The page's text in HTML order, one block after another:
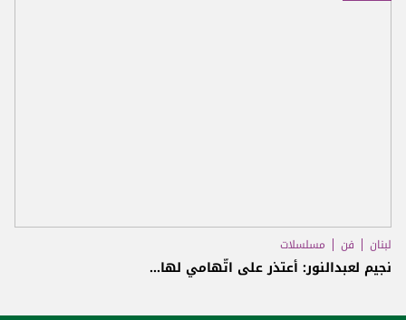
لبنان فن مسلسلات
نجيم لعبدالنور: أعتذر على اتّهامي لها...